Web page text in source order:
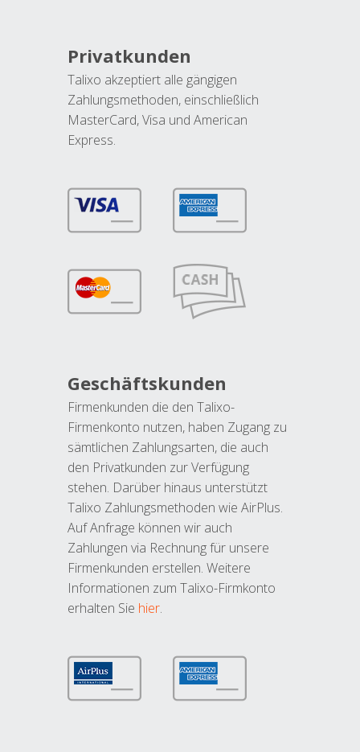
Privatkunden
Talixo akzeptiert alle gängigen
Zahlungsmethoden, einschließlich
MasterCard, Visa und American
Express.
Geschäftskunden
Firmenkunden die den Talixo-
Firmenkonto nutzen, haben Zugang zu
sämtlichen Zahlungsarten, die auch
den Privatkunden zur Verfügung
stehen. Darüber hinaus unterstützt
Talixo Zahlungsmethoden wie AirPlus.
Auf Anfrage können wir auch
Zahlungen via Rechnung für unsere
Firmenkunden erstellen. Weitere
Informationen zum Talixo-Firmkonto
erhalten Sie hier.